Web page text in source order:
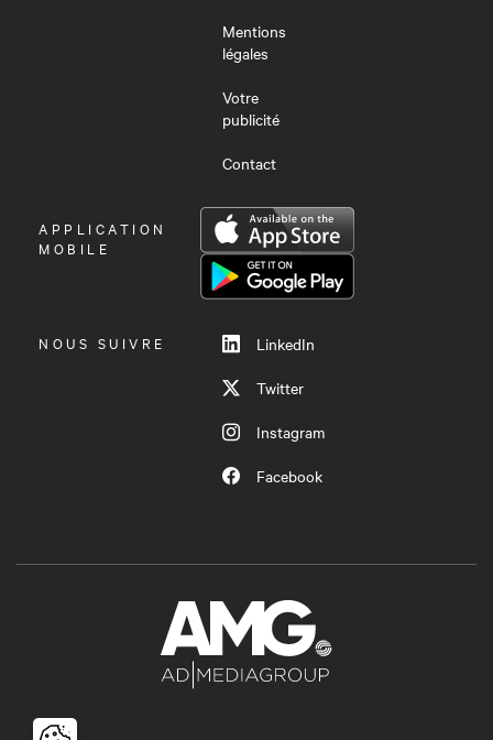
Mentions
légales
Votre
publicité
Contact
OUVRIR
LE
APPLICATION
MOBILE
NOUS SUIVRE
LinkedIn
Twitter
Instagram
Facebook